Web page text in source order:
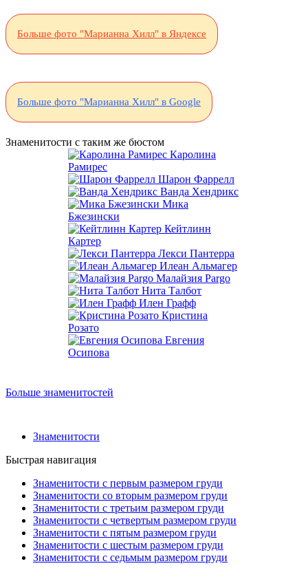
Больше фото "Марианна Хилл" в Яндексе
Больше фото "Марианна Хилл" в Google
Знаменитости с таким же бюстом
Каролина
Рамирес
Шарон Фаррелл
Ванда Хендрикс
Мика
Бжезински
Кейтлинн
Картер
Лекси Пантерра
Илеан Альмагер
Малайзия Pargo
Нита Талбот
Илен Графф
Кристина
Розато
Евгения
Осипова
Больше знаменитостей
Знаменитости
Быстрая навигация
Знаменитости с первым размером груди
Знаменитости со вторым размером груди
Знаменитости с третьим размером груди
Знаменитости с четвертым размером груди
Знаменитости с пятым размером груди
Знаменитости с шестым размером груди
Знаменитости с седьмым размером груди